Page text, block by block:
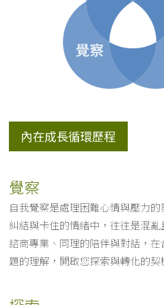
內在成長循環歷程
覺察
自我覺察是處理困難心情與壓力
糾結與卡住的情緒中，往往是混
諮商專業、同理的陪伴與對話，
題的理解，開啟您探索與轉化的契